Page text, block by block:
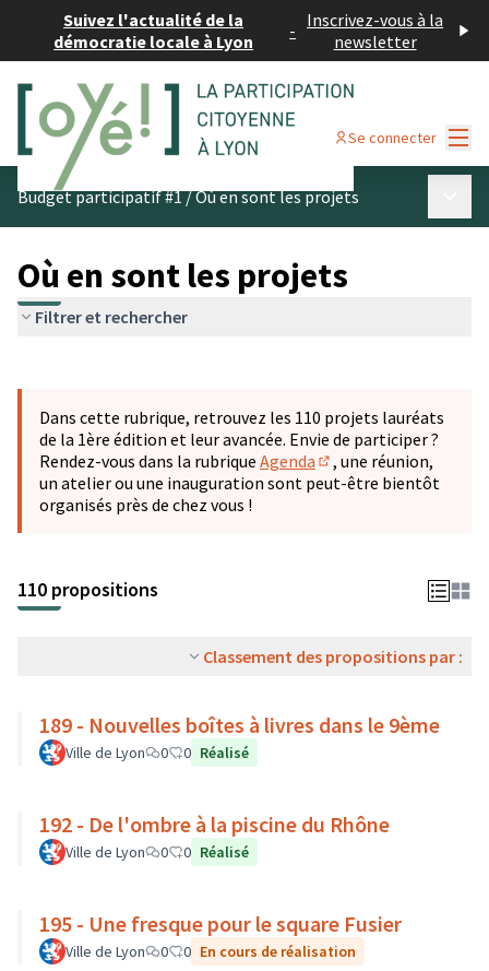
Suivez l'actualité de la
démocratie locale à Lyon
- Inscrivez-vous à la
newsletter
Se connecter
Budget participatif #1/Où en sont les projets
Où en sont les projets
Filtrer et rechercher
−
Dans cette rubrique, retrouvez les 110 projets lauréats
de la 1ère édition et leur avancée. Envie de participer ?
Rendez-vous dans la rubrique Agenda
(S'ouvre dans un
, une réunion,
un atelier ou une inauguration sont peut-être bientôt
organisés près de chez vous !
110 propositions
Classement des propositions par :
189 - Nouvelles boîtes à livres dans le 9ème
Ville de Lyon 0 0 Réalisé
192 - De l'ombre à la piscine du Rhône
Ville de Lyon 0 0 Réalisé
195 - Une fresque pour le square Fusier
Ville de Lyon 0 0 En cours de réalisation